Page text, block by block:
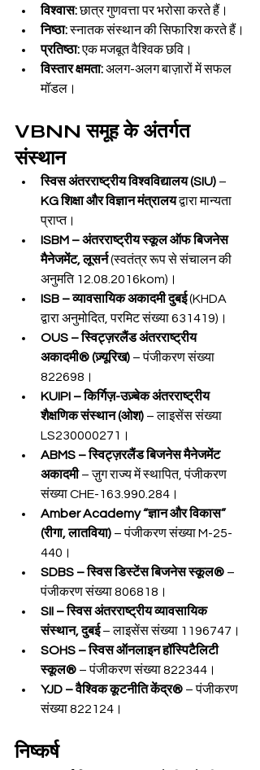
विश्वास: छात्र गुणवत्ता पर भरोसा करते हैं।
निष्ठा: स्नातक संस्थान की सिफारिश करते हैं।
प्रतिष्ठा: एक मजबूत वैश्विक छवि।
विस्तार क्षमता: अलग-अलग बाज़ारों में सफल
मॉडल।
VBNN समूह के अंतर्गत
संस्थान
स्विस अंतरराष्ट्रीय विश्वविद्यालय (SIU) –
KG शिक्षा और विज्ञान मंत्रालय द्वारा मान्यता
प्राप्त।
ISBM – अंतरराष्ट्रीय स्कूल ऑफ बिजनेस
मैनेजमेंट, लूसर्न (स्वतंत्र रूप से संचालन की
अनुमति 12.08.2016kom)।
ISB – व्यावसायिक अकादमी दुबई (KHDA
द्वारा अनुमोदित, परमिट संख्या 631419)।
OUS – स्विट्ज़रलैंड अंतरराष्ट्रीय
अकादमी® (ज़्यूरिख) – पंजीकरण संख्या
822698।
KUIPI – किर्गिज़-उज़्बेक अंतरराष्ट्रीय
शैक्षणिक संस्थान (ओश) – लाइसेंस संख्या
LS230000271।
ABMS – स्विट्ज़रलैंड बिजनेस मैनेजमेंट
अकादमी – ज़ुग राज्य में स्थापित, पंजीकरण
संख्या CHE-163.990.284।
Amber Academy “ज्ञान और विकास”
(रीगा, लातविया) – पंजीकरण संख्या M-25-
440।
SDBS – स्विस डिस्टेंस बिजनेस स्कूल® –
पंजीकरण संख्या 806818।
SII – स्विस अंतरराष्ट्रीय व्यावसायिक
संस्थान, दुबई – लाइसेंस संख्या 1196747।
SOHS – स्विस ऑनलाइन हॉस्पिटैलिटी
स्कूल® – पंजीकरण संख्या 822344।
YJD – वैश्विक कूटनीति केंद्र® – पंजीकरण
संख्या 822124।
निष्कर्ष